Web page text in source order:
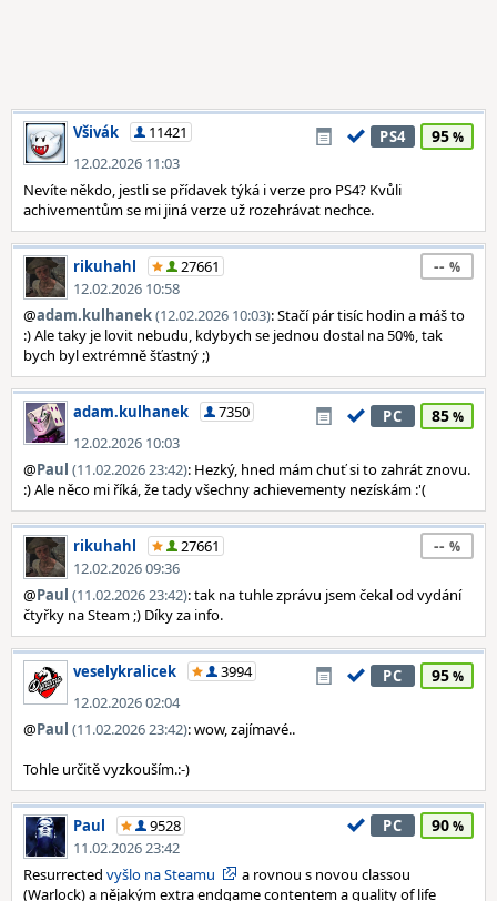
Všivák
11421
12.02.2026 11:03
PS4 95
Nevíte někdo, jestli se přídavek týká i verze pro PS4? Kvůli
achivementům se mi jiná verze už rozehrávat nechce.
rikuhahl
27661
12.02.2026 10:58
--
@adam.kulhanek(12.02.2026 10:03): Stačí pár tisíc hodin a máš to
:) Ale taky je lovit nebudu, kdybych se jednou dostal na 50%, tak
bych byl extrémně šťastný ;)
adam.kulhanek
7350
12.02.2026 10:03
PC 85
@Paul (11.02.2026 23:42): Hezký, hned mám chuť si to zahrát znovu.
:) Ale něco mi říká, že tady všechny achievementy nezískám :'(
rikuhahl
27661
12.02.2026 09:36
--
@Paul (11.02.2026 23:42): tak na tuhle zprávu jsem čekal od vydání
čtyřky na Steam ;) Díky za info.
veselykralicek
3994
12.02.2026 02:04
PC 95
@Paul (11.02.2026 23:42): wow, zajímavé..
Tohle určitě vyzkouším.:-)
Paul
9528
11.02.2026 23:42
PC 90
Resurrected vyšlo na Steamu
a rovnou s novou classou
(Warlock) a nějakým extra endgame contentem a quality of life